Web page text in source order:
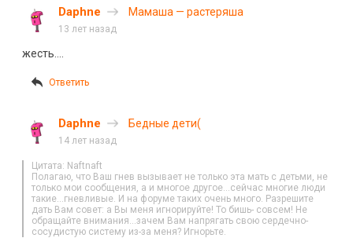
Daphne Мамаша — растеряша
13 лет назад
жесть….
Ответить
Daphne Бедные дети(
14 лет назад
Цитата: Naftnaft
Полагаю, что Ваш гнев вызывает не только эта мать с детьми, не
только мои сообщения, а и многое другое…сейчас многие люди
такие…гневливые. И на форуме таких очень много. Разрешите
дать Вам совет: а Вы меня игнорируйте! То бишь- совсем! Не
обращайте внимания…зачем Вам напрягать свою сердечно-
сосудистую систему из-за меня? Игнорьте.